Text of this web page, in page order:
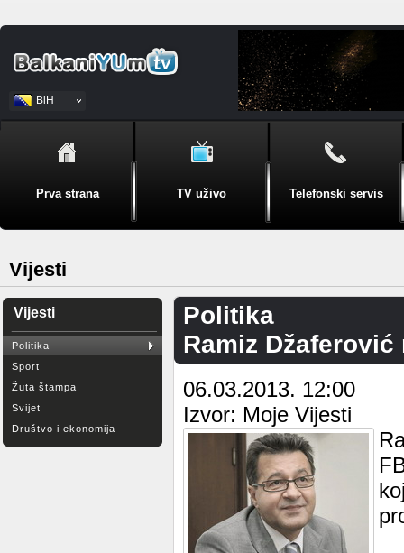
BiH
Srpski
Prva strana TV uživo Telefonski servis
Vijesti
Vijesti
Politika
Sport
Žuta štampa
Svijet
Društvo i ekonomija
Politika
Ramiz
06.03.2013. 12:00
Izvor: Moje Vijesti